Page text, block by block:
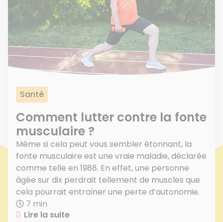
Santé
Comment lutter contre la fonte
musculaire ?
Même si cela peut vous sembler étonnant, la
fonte musculaire est une vraie maladie, déclarée
comme telle en 1988. En effet, une personne
âgée sur dix perdrait tellement de muscles que
cela pourrait entraîner une perte d’autonomie.
7 min
Lire la suite